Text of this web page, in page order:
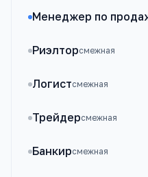
Менеджер по
Риэлторсмежная
Логистсмежная
Трейдерсмежная
Банкирсмежная